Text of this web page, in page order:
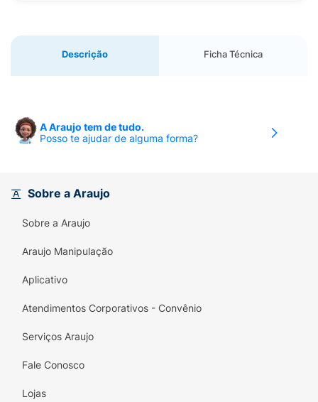
Descrição Ficha Técnica
A Araujo tem de tudo.
Posso te ajudar de alguma forma?
Sobre a Araujo
Sobre a Araujo
Araujo Manipulação
Aplicativo
Atendimentos Corporativos - Convênio
Serviços Araujo
Fale Conosco
Lojas